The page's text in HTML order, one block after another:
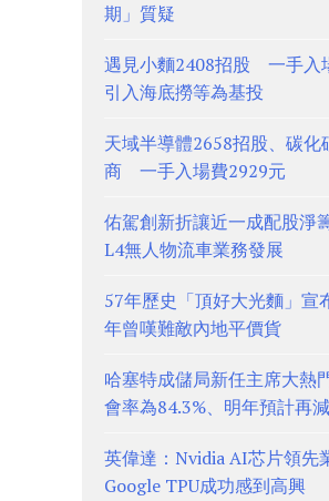
期」質疑
遇見小麵2408招股 一手入
引入海底撈等為基投
天域半導體2658招股、碳化
商 一手入場費2929元
佑駕創新折讓近一成配股
L4無人物流車業務發展
57年歷史「頂好大光麵」
年曾嘆難敵內地平價貨
哈塞特成儲局新任主席大
會率為84.3%、明年預計再
英偉達：Nvidia AI芯片領
Google TPU成功感到高興